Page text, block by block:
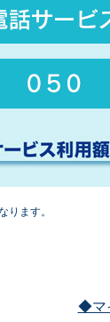
ます。
◆マ